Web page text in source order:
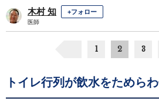
木村 知 +フォロー
医師
1 2 3
トイレ行列が飲水をためら